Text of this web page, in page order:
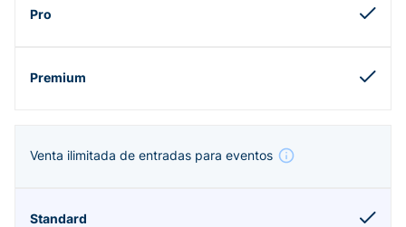
Venta ilimitada de entradas para eventos